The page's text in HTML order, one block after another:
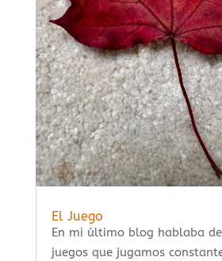
El Juego
En mi último blog hablaba
juegos que jugamos